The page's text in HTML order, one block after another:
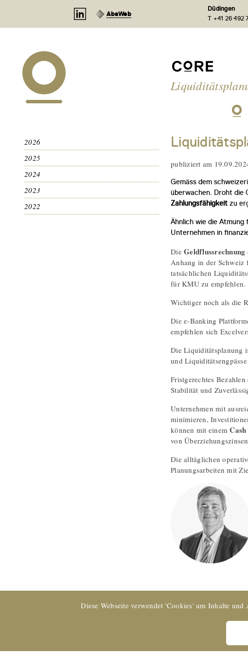
AbaWeb
Düdingen
T +41 26 492
2026
2025
2024
2023
2022
publiziert am
Gemäss dem
überwachen. Droht die
Zahlungsfähigkeit zu
Ähnlich wie die
Unternehmen in
Die Geldflussrechnung
Anhang in der Schweiz
tatsächlichen
für KMU zu empfehlen.
Wichtiger noch als die
Die e-Banking
empfehlen sich
Die Liquiditätsplanung
und
Fristgerechtes
Stabilität und
Unternehmen mit
minimieren,
können mit einem
von
Die alltäglichen
Planungsarbeiten mit
zertifiziertes Unternehmen und Mitglied von
Diese Webseite verwendet 'Cookies' um Inhalte